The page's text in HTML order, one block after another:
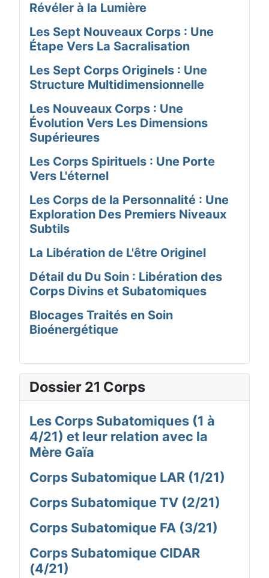
Révéler à la Lumière
Les Sept Nouveaux Corps : Une
Étape Vers La Sacralisation
Les Sept Corps Originels : Une
Structure Multidimensionnelle
Les Nouveaux Corps : Une
Évolution Vers Les Dimensions
Supérieures
Les Corps Spirituels : Une Porte
Vers L'éternel
Les Corps de la Personnalité : Une
Exploration Des Premiers Niveaux
Subtils
La Libération de L'être Originel
Détail du Du Soin : Libération des
Corps Divins et Subatomiques
Blocages Traités en Soin
Bioénergétique
Dossier 21 Corps
Les Corps Subatomiques (1 à
4/21) et leur relation avec la
Mère Gaïa
Corps Subatomique LAR (1/21)
Corps Subatomique TV (2/21)
Corps Subatomique FA (3/21)
Corps Subatomique CIDAR
(4/21)